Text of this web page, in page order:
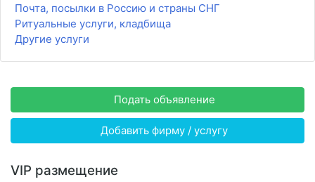
Почта, посылки в Россию и страны СНГ
Ритуальные услуги, кладбища
Другие услуги
Подать объявление
Добавить фирму / услугу
VIP размещение